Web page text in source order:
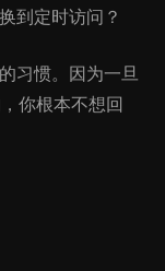
到定时访问？
习惯。因为一旦
你根本不想回